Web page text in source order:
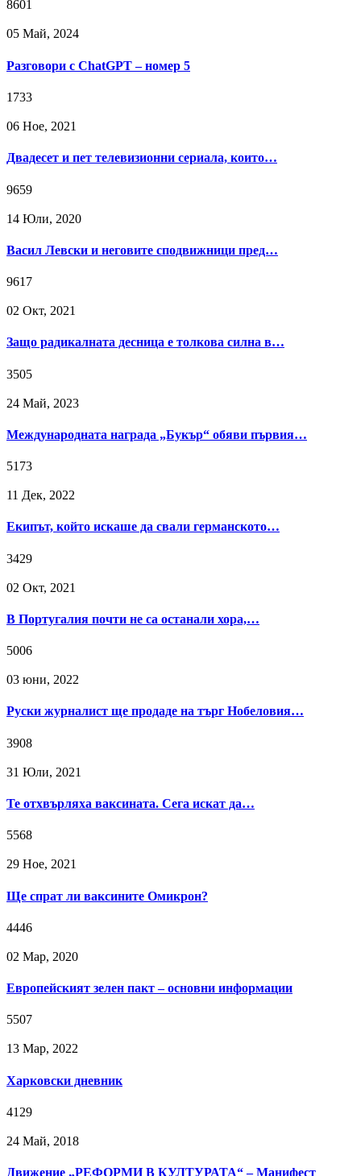
8601
05 Май, 2024
Разговори с ChatGPT – номер 5
1733
06 Ное, 2021
Двадесет и пет телевизионни сериала, които…
9659
14 Юли, 2020
Васил Левски и неговите сподвижници пред…
9617
02 Окт, 2021
Защо радикалната десница е толкова силна в…
3505
24 Май, 2023
Международната награда „Букър“ обяви първия…
5173
11 Дек, 2022
Екипът, който искаше да свали германското…
3429
02 Окт, 2021
В Португалия почти не са останали хора,…
5006
03 юни, 2022
Руски журналист ще продаде на търг Нобеловия…
3908
31 Юли, 2021
Те отхвърляха ваксината. Сега искат да…
5568
29 Ное, 2021
Ще спрат ли ваксините Омикрон?
4446
02 Мар, 2020
Европейският зелен пакт – основни информации
5507
13 Мар, 2022
Харковски дневник
4129
24 Май, 2018
Движение „РЕФОРМИ В КУЛТУРАТА“ – Манифест